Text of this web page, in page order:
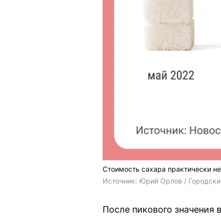
Стоимость сахара практически
Источник: Юрий Орлов /
После пикового